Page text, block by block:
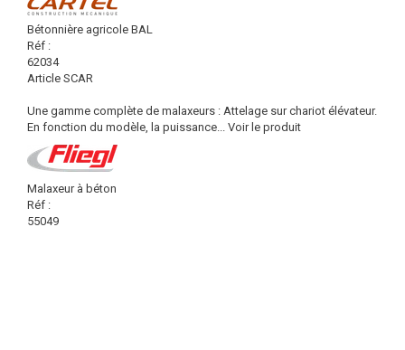
Bétonnière agricole BAL
Réf :
62034
Article SCAR
Une gamme complète de malaxeurs : Attelage sur chariot élévateur.
En fonction du modèle, la puissance... Voir le produit
Malaxeur à béton
Réf :
55049